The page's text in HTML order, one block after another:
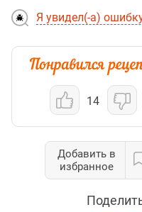
Я увидел(-а)
14
Добавить в
избранное